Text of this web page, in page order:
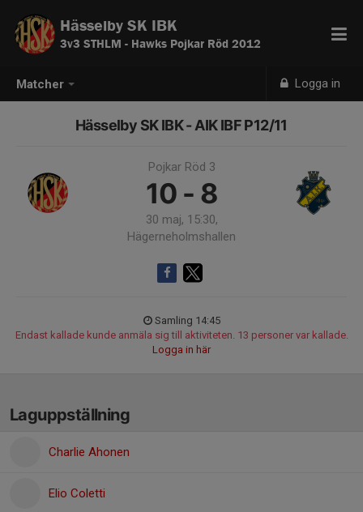
Matcher Logga in
Hässelby SK IBK
3v3 STHLM - Hawks Pojkar Röd 2012
Hässelby SK IBK - AIK IBF P12/11
Pojkar Röd 3
10 - 8
30 maj, 15:30,
Hägerneholmshallen
Samling 14:45
Endast kallade kunde anmäla sig till aktiviteten. 13 personer var kallade.
Logga in här
Laguppställning
Charlie Ahonen
Elio Coletti